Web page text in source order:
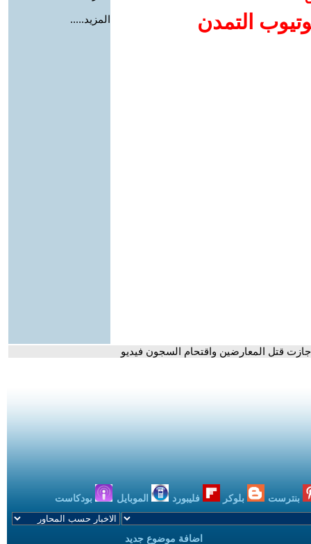
التمدن
المزيد.....
قتل المعارضين واقتحام السجون فيديو
بنترست بلوكر فليبورد الموبايل بودكاست
اضافة موضوع جديد